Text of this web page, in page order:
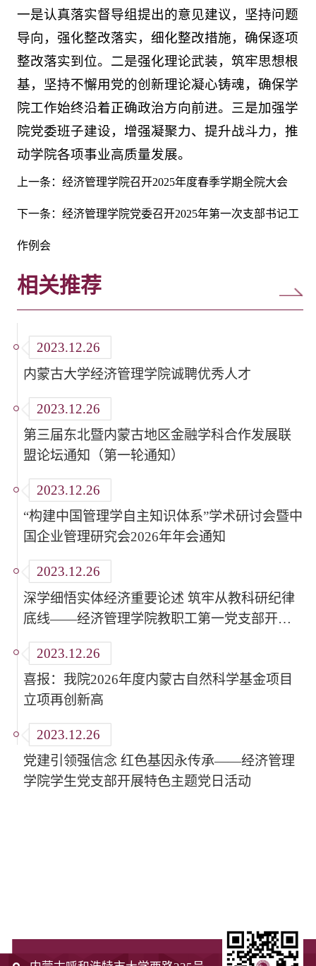
一是认真落实督导组提出的意见建议，坚持问题
导向，强化整改落实，细化整改措施，确保逐项
整改落实到位。二是强化理论武装，筑牢思想根
基，坚持不懈用党的创新理论凝心铸魂，确保学
院工作始终沿着正确政治方向前进。三是加强学
院党委班子建设，增强凝聚力、提升战斗力，推
动学院各项事业高质量发展。
上一条： 经济管理学院召开2025年度春季学期全院大会
下一条： 经济管理学院党委召开2025年第一次支部书记工
作例会
相关推荐
2023.12.26
内蒙古大学经济管理学院诚聘优秀人才
2023.12.26
第三届东北暨内蒙古地区金融学科合作发展联
盟论坛通知（第一轮通知）
2023.12.26
“构建中国管理学自主知识体系”学术研讨会暨中
国企业管理研究会2026年年会通知
2023.12.26
深学细悟实体经济重要论述 筑牢从教科研纪律
底线——经济管理学院教职工第一党支部开展
党支部书记讲党课活动
2023.12.26
喜报：我院2026年度内蒙古自然科学基金项目
立项再创新高
2023.12.26
党建引领强信念 红色基因永传承——经济管理
学院学生党支部开展特色主题党日活动